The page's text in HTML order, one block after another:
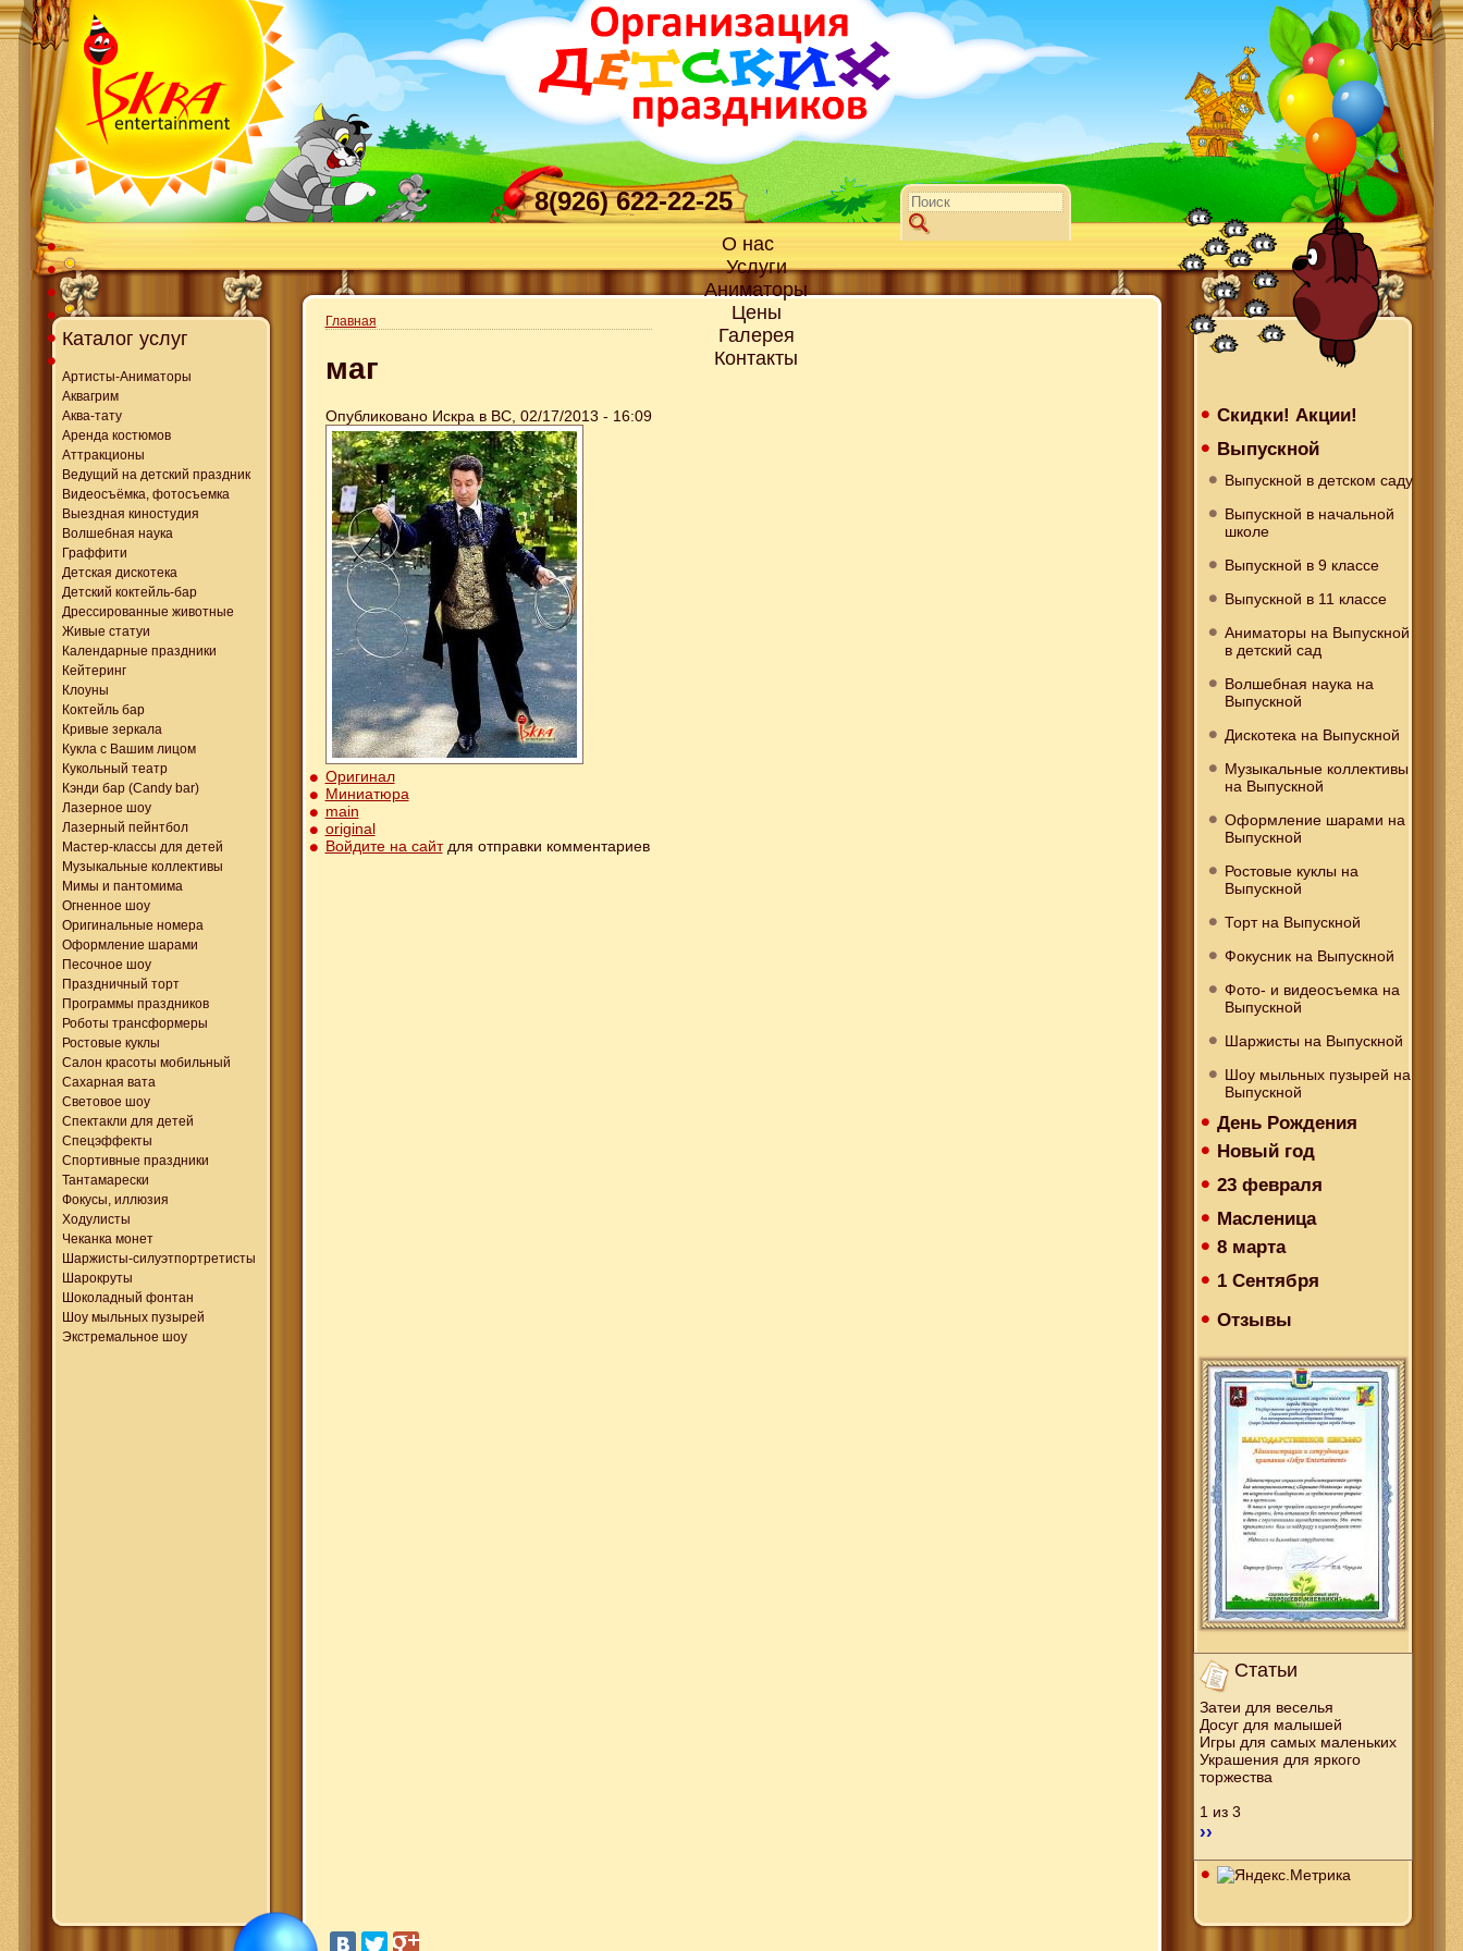
8(926) 622-22-25
О нас
Услуги
Аниматоры
Цены
Галерея
Контакты
Каталог услуг
Артисты-Аниматоры
Аквагрим
Аква-тату
Аренда костюмов
Аттракционы
Ведущий на детский праздник
Видеосъёмка, фотосъемка
Выездная киностудия
Волшебная наука
Граффити
Детская дискотека
Детский коктейль-бар
Дрессированные животные
Живые статуи
Календарные праздники
Кейтеринг
Клоуны
Коктейль бар
Кривые зеркала
Кукла с Вашим лицом
Кукольный театр
Кэнди бар (Candy bar)
Лазерное шоу
Лазерный пейнтбол
Мастер-классы для детей
Музыкальные коллективы
Мимы и пантомима
Огненное шоу
Оригинальные номера
Оформление шарами
Песочное шоу
Праздничный торт
Программы праздников
Роботы трансформеры
Ростовые куклы
Салон красоты мобильный
Сахарная вата
Световое шоу
Спектакли для детей
Спецэффекты
Спортивные праздники
Тантамарески
Фокусы, иллюзия
Ходулисты
Чеканка монет
Шаржисты-силуэтпортретисты
Шарокруты
Шоколадный фонтан
Шоу мыльных пузырей
Экстремальное шоу
Скидки! Акции!
Выпускной
Выпускной в детском саду
Выпускной в начальной
школе
Выпускной в 9 классе
Выпускной в 11 классе
Аниматоры на Выпускной
в детский сад
Волшебная наука на
Выпускной
Дискотека на Выпускной
Музыкальные коллективы
на Выпускной
Оформление шарами на
Выпускной
Ростовые куклы на
Выпускной
Торт на Выпускной
Фокусник на Выпускной
Фото- и видеосъемка на
Выпускной
Шаржисты на Выпускной
Шоу мыльных пузырей на
Выпускной
День Рождения
Новый год
23 февраля
Масленица
8 марта
1 Сентября
Отзывы
Статьи
Затеи для веселья
Досуг для малышей
Игры для самых маленьких
Украшения для яркого
торжества
1 из 3
››
Главная
маг
Опубликовано Искра в ВС, 02/17/2013 - 16:09
Оригинал
Миниатюра
main
original
Войдите на сайтдля отправки комментариев